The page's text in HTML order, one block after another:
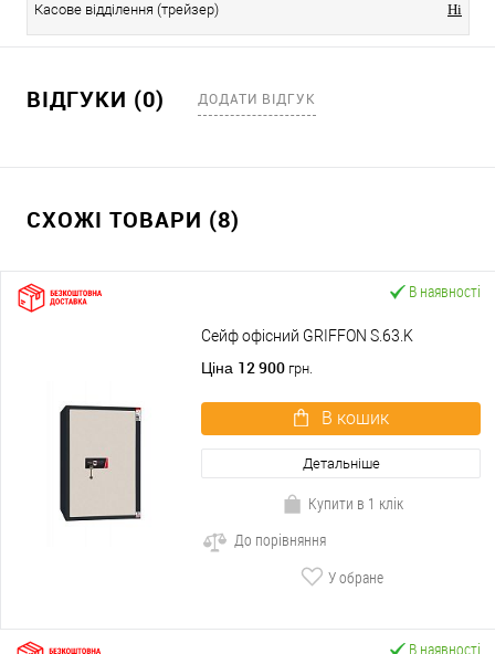
Касове відділення (трейзер) Ні
ВІДГУКИ (0) ДОДАТИ ВІДГУК
СХОЖІ ТОВАРИ (8)
В наявності
Сейф офісний GRIFFON S.63.K
Ціна 12 900 грн.
В кошик
Детальніше
Купити в 1 клік
До порівняння
У обране
В наявності